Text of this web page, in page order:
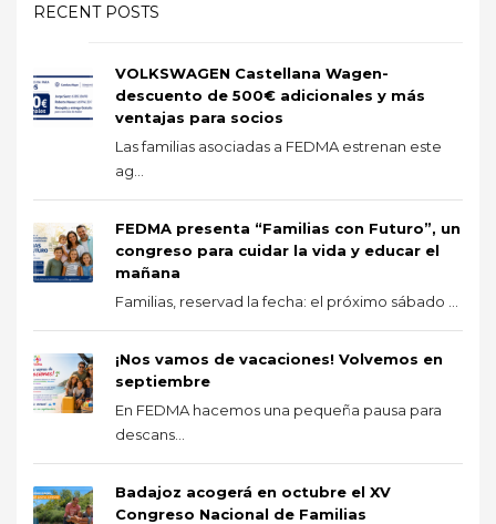
RECENT POSTS
VOLKSWAGEN Castellana Wagen-
descuento de 500€ adicionales y más
ventajas para socios
Las familias asociadas a FEDMA estrenan este
ag...
FEDMA presenta “Familias con Futuro”, un
congreso para cuidar la vida y educar el
mañana
Familias, reservad la fecha: el próximo sábado ...
¡Nos vamos de vacaciones! Volvemos en
septiembre
En FEDMA hacemos una pequeña pausa para
descans...
Badajoz acogerá en octubre el XV
Congreso Nacional de Familias